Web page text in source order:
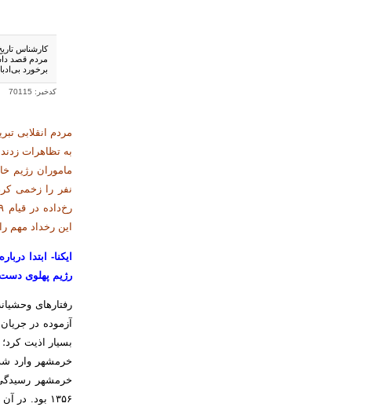
برخورد
كدخبر: 70115
به تظاهرات
ماموران رژیم
نفر را زخمی
این رخداد مهم
رژیم پهلوی دست
رفتارهای
بسیار اذیت
خرمشهر وارد